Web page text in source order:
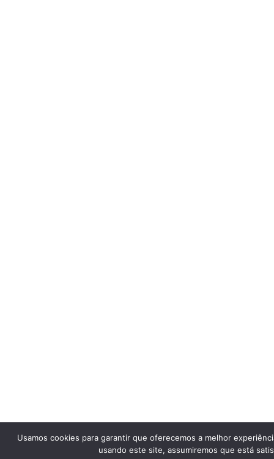
Usamos cookies para garantir que oferecemos a melhor
usando este site, assumiremos que está